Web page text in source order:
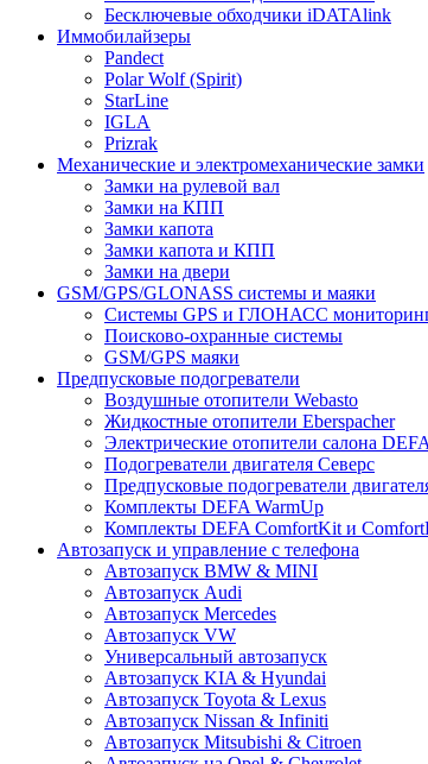
Бесключевые обходчики iDATAlink
Иммобилайзеры
Pandect
Polar Wolf (Spirit)
StarLine
IGLA
Prizrak
Механические и электромеханические замки
Замки на рулевой вал
Замки на КПП
Замки капота
Замки капота и КПП
Замки на двери
GSM/GPS/GLONASS системы и маяки
Системы GPS и ГЛОНАСС
Поисково-охранные системы
GSM/GPS маяки
Предпусковые подогреватели
Воздушные отопители Webasto
Жидкостные отопители Eberspacher
Электрические отопители салона DEFA
Подогреватели двигателя Северс
Предпусковые подогреватели
Комплекты DEFA WarmUp
Комплекты DEFA ComfortKit и
Автозапуск и управление с телефона
Автозапуск BMW & MINI
Автозапуск Audi
Автозапуск Mercedes
Автозапуск VW
Универсальный автозапуск
Автозапуск KIA & Hyundai
Автозапуск Toyota & Lexus
Автозапуск Nissan & Infiniti
Автозапуск Mitsubishi & Citroen